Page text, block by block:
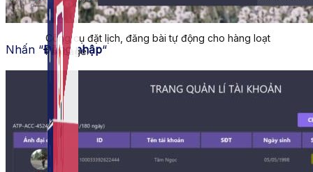
Auto Viral Content
Công cụ đặt lịch, đăng bài tự động cho hàng loạt
Fanpage.
Nhấn “Đăng nhập“